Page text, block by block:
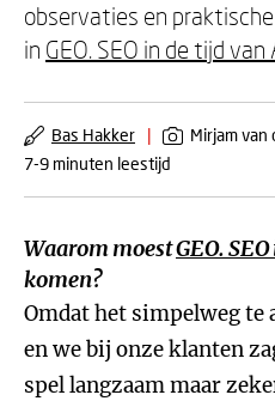
observaties en
in GEO. SEO in de tijd van
Bas Hakker | Mirjam van
7-9 minuten leestijd
Waarom moestGEO.
komen?
Omdat het simpelweg te
en we bij onze klanten
spel langzaam maar